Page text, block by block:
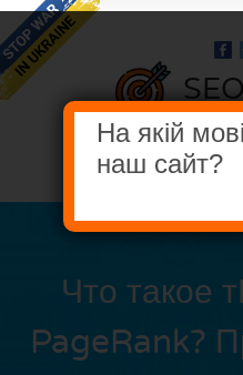
Что такое
PageRank?
На якій
наш сайт?